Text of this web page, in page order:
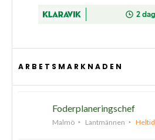
ARBETSMARKNADEN
Foderplaneringschef
Malmö Lantmännen Heltid